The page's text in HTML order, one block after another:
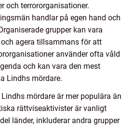
och terrororganisationer.
handlar på egen hand och
grupper kan vara
agera tillsammans för att
använder ofta våld
och kan vara den mest
Lindhs mördare.
mördare är mer populära än
rättviseaktivister är vanligt
länder, inkluderar andra grupper